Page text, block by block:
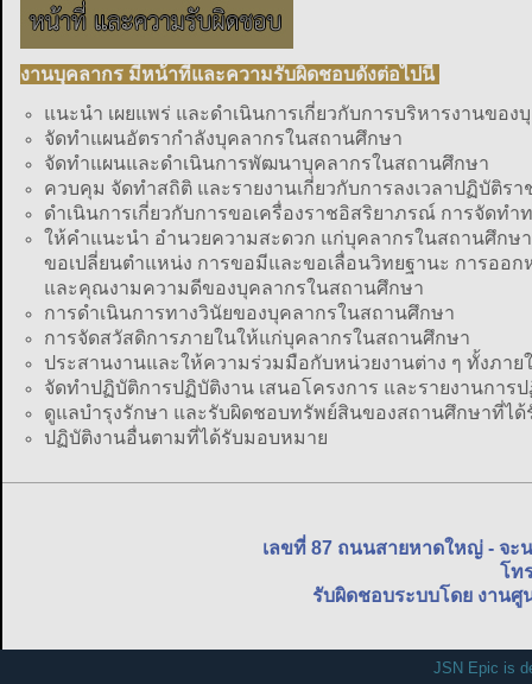
งานบุคลากร มีหน้าที่และความรับผิดชอบดังต่อไปนี้
แนะนำ เผยแพร่ และดำเนินการเกี่ยวกับการบริหารงานขอ
จัดทำแผนอัตรากำลังบุคลากรในสถานศึกษา
จัดทำแผนและดำเนินการพัฒนาบุคลากรในสถานศึกษา
ควบคุม จัดทำสถิติ และรายงานเกี่ยวกับการลงเวลาปฏิบัติ
ดำเนินการเกี่ยวกับการขอเครื่องราชอิสริยาภรณ์ การจัดท
ให้คำแนะนำ อำนวยความสะดวก แก่บุคลากรในสถานศึกษ
ขอเปลี่ยนตำแหน่ง การขอมีและขอเลื่อนวิทยฐานะ การออ
และคุณงามความดีของบุคลากรในสถานศึกษา
การดำเนินการทางวินัยของบุคลากรในสถานศึกษา
การจัดสวัสดิการภายในให้แก่บุคลากรในสถานศึกษา
ประสานงานและให้ความร่วมมือกับหน่วยงานต่าง ๆ ทั้งภา
จัดทำปฏิบัติการปฏิบัติงาน เสนอโครงการ และรายงานการ
ดูแลบำรุงรักษา และรับผิดชอบทรัพย์สินของสถานศึกษาที่ไ
ปฏิบัติงานอื่นตามที่ได้รับมอบหมาย
เลขที่ 87 ถนนสายหาดใหญ่ - จ
โท
รับผิดชอบระบบโดย งาน
JSN Epic is